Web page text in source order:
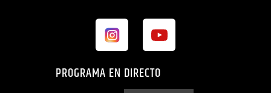
PROGRAMA EN DIRECTO